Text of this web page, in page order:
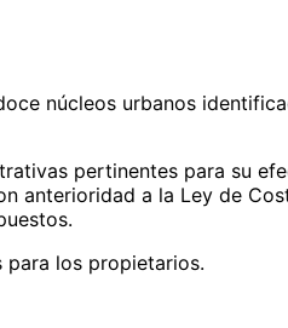
núcleos urbanos
pertinentes para su
anterioridad a la Ley de
para los propietarios.